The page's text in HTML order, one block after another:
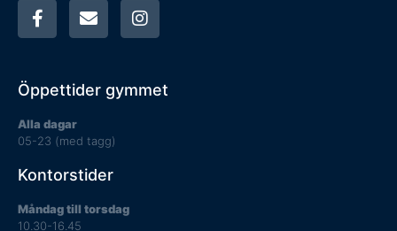
Öppettider gymmet
Alla dagar
05-23 (med tagg)
Kontorstider
Måndag till torsdag
10.30-16.45